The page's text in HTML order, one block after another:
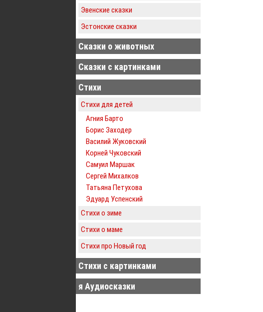
Эвенские сказки
Эстонские сказки
Сказки о животных
Сказки с картинками
Стихи
Стихи для детей
Агния Барто
Борис Заходер
Василий Жуковский
Корней Чуковский
Самуил Маршак
Сергей Михалков
Татьяна Петухова
Эдуард Успенский
Стихи о зиме
Стихи о маме
Стихи про Новый год
Стихи с картинками
я Аудиосказки